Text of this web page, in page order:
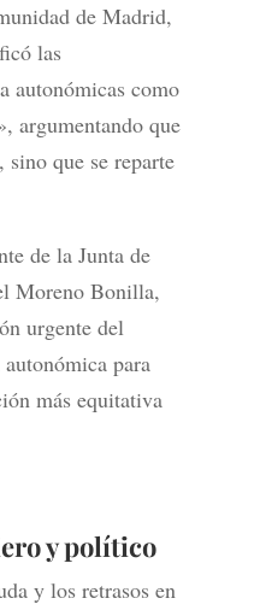
de Madrid,
las
autonómicas como
argumentando que
sino que se reparte
de la Junta de
Moreno Bonilla,
urgente del
para
más equitativa
y político
y los retrasos en